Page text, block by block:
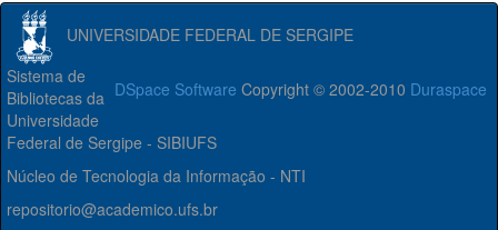
UNIVERSIDADE FEDERAL DE SERGIPE
DSpace Software Copyright © 2002-2010 Duraspace
Sistema de
Bibliotecas da
Universidade
Federal de Sergipe - SIBIUFS
Núcleo de Tecnologia da Informação - NTI
repositorio@academico.ufs.br